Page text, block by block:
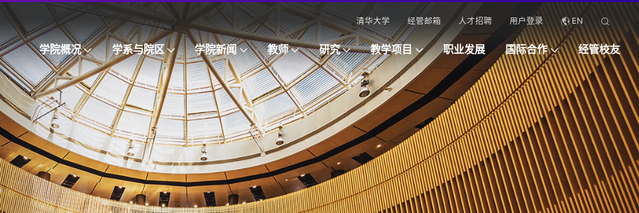
清华大学 经管邮箱 人才招聘 用户登录 EN
学院概况 学系与院区 学院新闻 教师 研究 教学项目 职业发展 国际合作 经管校友